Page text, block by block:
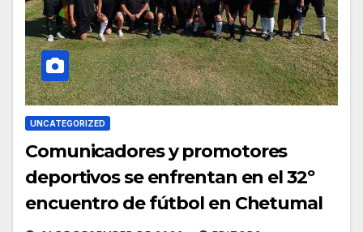
UNCATEGORIZED
Comunicadores y promotores
deportivos se enfrentan en el 32º
encuentro de fútbol en Chetumal